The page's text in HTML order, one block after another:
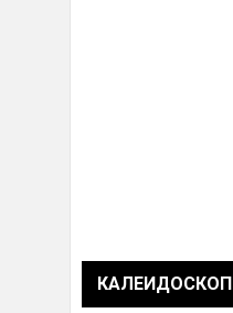
КАЛЕИДОСКОП